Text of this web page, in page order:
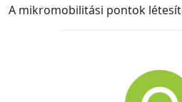
A mikromobilitási pontok